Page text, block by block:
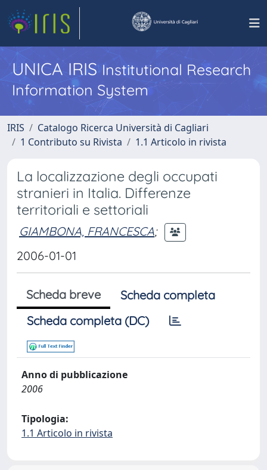
UNICA IRISInstitutional Research
Information System
IRIS
Catalogo Ricerca Università di Cagliari
1 Contributo su Rivista
1.1 Articolo in rivista
La localizzazione degli occupati
stranieri in Italia. Differenze
territoriali e settoriali
GIAMBONA, FRANCESCA;
2006-01-01
Scheda breve
Scheda completa
Scheda completa (DC)
Anno di pubblicazione
2006
Tipologia:
1.1 Articolo in rivista